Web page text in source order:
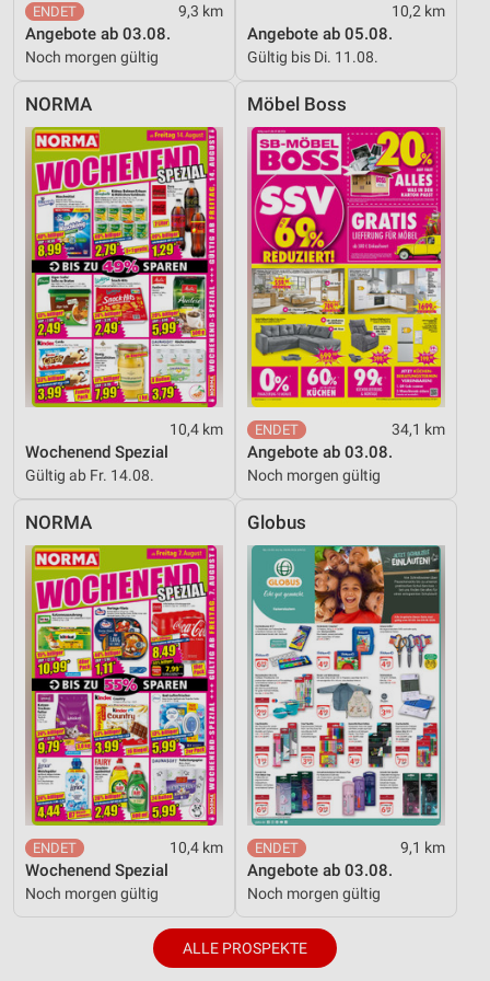
9,3 km
Angebote ab 03.08.
Noch morgen gültig
10,2 km
Angebote ab 05.08.
Gültig bis Di. 11.08.
NORMA
10,4 km
Wochenend Spezial
Gültig ab Fr. 14.08.
Möbel Boss
34,1 km
Angebote ab 03.08.
Noch morgen gültig
NORMA
10,4 km
Wochenend Spezial
Noch morgen gültig
Globus
9,1 km
Angebote ab 03.08.
Noch morgen gültig
ALLE PROSPEKTE